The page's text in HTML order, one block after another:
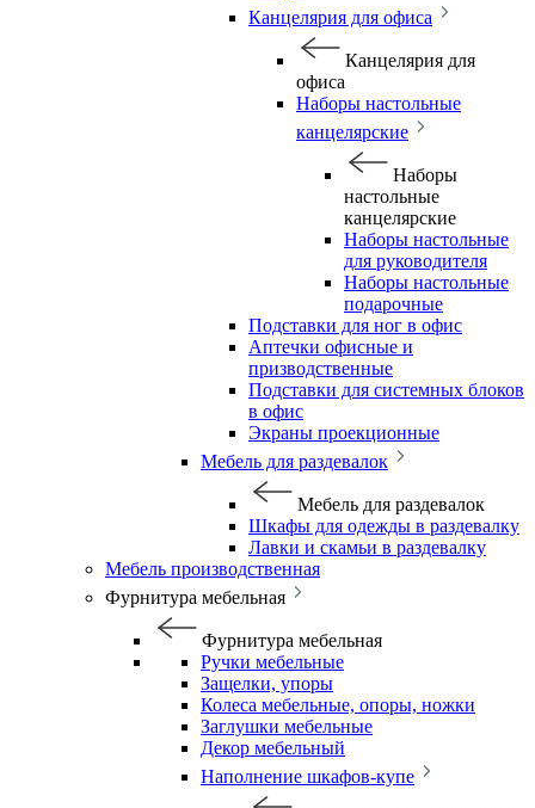
Канцелярия для офиса
Канцелярия для
офиса
Наборы настольные
канцелярские
Наборы
настольные
канцелярские
Наборы настольные
для руководителя
Наборы настольные
подарочные
Подставки для ног в офис
Аптечки офисные и
призводственные
Подставки для системных блоков
в офис
Экраны проекционные
Мебель для раздевалок
Мебель для раздевалок
Шкафы для одежды в раздевалку
Лавки и скамьи в раздевалку
Мебель производственная
Фурнитура мебельная
Фурнитура мебельная
Ручки мебельные
Защелки, упоры
Колеса мебельные, опоры, ножки
Заглушки мебельные
Декор мебельный
Наполнение шкафов-купе